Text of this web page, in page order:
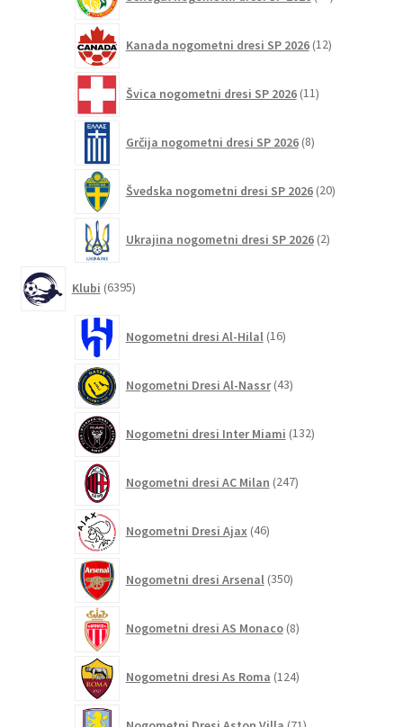
izdelkov
Kanada nogometni dresi SP 2026 12izdelkov
Švica nogometni dresi SP 2026 11izdelkov
Grčija nogometni dresi SP 2026 8izdelkov
Švedska nogometni dresi SP 2026 20izdelkov
Ukrajina nogometni dresi SP 2026 2izdelka
Klubi 6395izdelkov
Nogometni dresi Al-Hilal 16izdelkov
Nogometni Dresi Al-Nassr 43izdelkov
Nogometni dresi Inter Miami 132izdelkov
Nogometni dresi AC Milan 247izdelkov
Nogometni Dresi Ajax 46izdelkov
Nogometni dresi Arsenal 350izdelkov
Nogometni dresi AS Monaco 8izdelkov
Nogometni dresi As Roma 124izdelkov